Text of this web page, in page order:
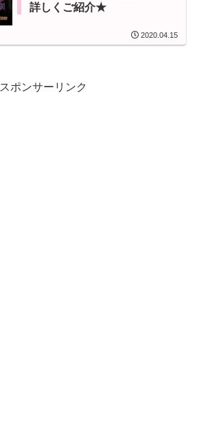
詳しくご紹介★
2020.04.15
スポンサーリンク